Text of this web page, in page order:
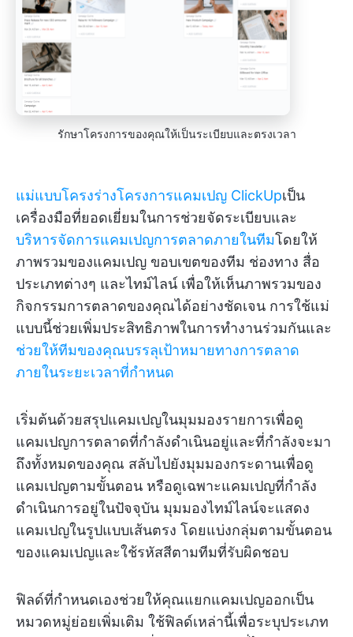
รักษาโครงการของคุณให้เป็นระเบียบและตรงเวลา
แม่แบบโครงร่างโครงการแคมเปญ ClickUpเป็น
เครื่องมือที่ยอดเยี่ยมในการช่วยจัดระเบียบและ
บริหารจัดการแคมเปญการตลาดภายในทีมโดยให้
ภาพรวมของแคมเปญ ขอบเขตของทีม ช่องทาง สื่อ
ประเภทต่างๆ และไทม์ไลน์ เพื่อให้เห็นภาพรวมของ
กิจกรรมการตลาดของคุณได้อย่างชัดเจน การใช้แม่
แบบนี้ช่วยเพิ่มประสิทธิภาพในการทำงานร่วมกันและ
ช่วยให้ทีมของคุณบรรลุเป้าหมายทางการตลาด
ภายในระยะเวลาที่กำหนด
เริ่มต้นด้วยสรุปแคมเปญในมุมมองรายการเพื่อดู
แคมเปญการตลาดที่กำลังดำเนินอยู่และที่กำลังจะมา
ถึงทั้งหมดของคุณ สลับไปยังมุมมองกระดานเพื่อดู
แคมเปญตามขั้นตอน หรือดูเฉพาะแคมเปญที่กำลัง
ดำเนินการอยู่ในปัจจุบัน มุมมองไทม์ไลน์จะแสดง
แคมเปญในรูปแบบเส้นตรง โดยแบ่งกลุ่มตามขั้นตอน
ของแคมเปญและใช้รหัสสีตามทีมที่รับผิดชอบ
ฟิลด์ที่กำหนดเองช่วยให้คุณแยกแคมเปญออกเป็น
หมวดหมู่ย่อยเพิ่มเติม ใช้ฟิลด์เหล่านี้เพื่อระบุประเภท